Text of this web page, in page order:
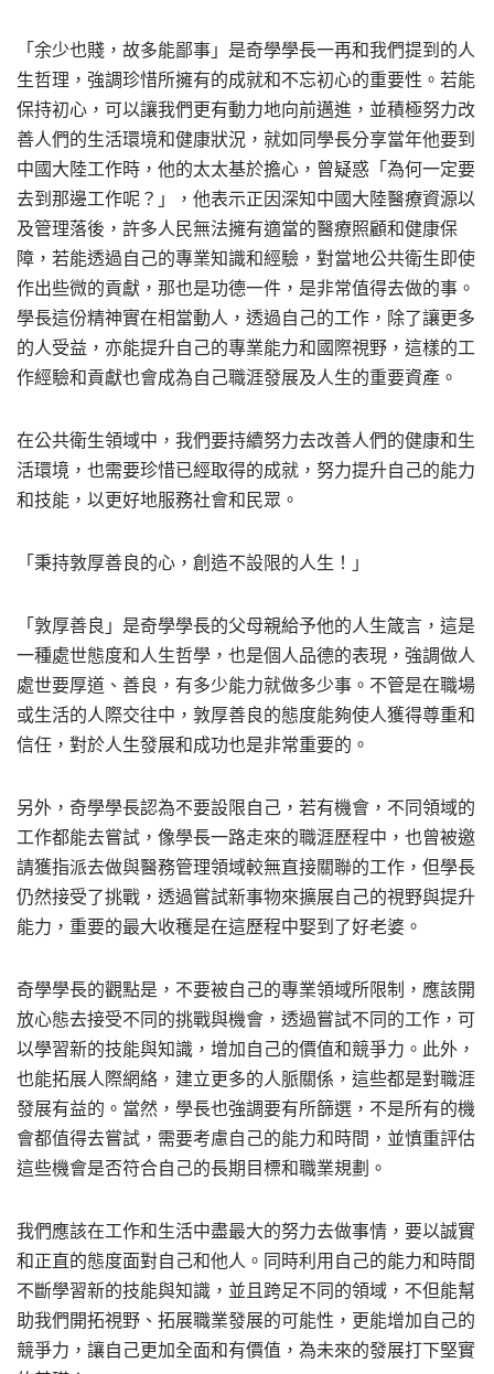
「余少也賤，故多能鄙事」是奇學學長一再和我們提到的人
生哲理，強調珍惜所擁有的成就和不忘初心的重要性。若能
保持初心，可以讓我們更有動力地向前邁進，並積極努力改
善人們的生活環境和健康狀況，就如同學長分享當年他要到
中國大陸工作時，他的太太基於擔心，曾疑惑「為何一定要
去到那邊工作呢？」，他表示正因深知中國大陸醫療資源以
及管理落後，許多人民無法擁有適當的醫療照顧和健康保
障，若能透過自己的專業知識和經驗，對當地公共衛生即使
作出些微的貢獻，那也是功德一件，是非常值得去做的事。
學長這份精神實在相當動人，透過自己的工作，除了讓更多
的人受益，亦能提升自己的專業能力和國際視野，這樣的工
作經驗和貢獻也會成為自己職涯發展及人生的重要資產。
在公共衛生領域中，我們要持續努力去改善人們的健康和生
活環境，也需要珍惜已經取得的成就，努力提升自己的能力
和技能，以更好地服務社會和民眾。
「秉持敦厚善良的心，創造不設限的人生！」
「敦厚善良」是奇學學長的父母親給予他的人生箴言，這是
一種處世態度和人生哲學，也是個人品德的表現，強調做人
處世要厚道、善良，有多少能力就做多少事。不管是在職場
或生活的人際交往中，敦厚善良的態度能夠使人獲得尊重和
信任，對於人生發展和成功也是非常重要的。
另外，奇學學長認為不要設限自己，若有機會，不同領域的
工作都能去嘗試，像學長一路走來的職涯歷程中，也曾被邀
請獲指派去做與醫務管理領域較無直接關聯的工作，但學長
仍然接受了挑戰，透過嘗試新事物來擴展自己的視野與提升
能力，重要的最大收穫是在這歷程中娶到了好老婆。
奇學學長的觀點是，不要被自己的專業領域所限制，應該開
放心態去接受不同的挑戰與機會，透過嘗試不同的工作，可
以學習新的技能與知識，增加自己的價值和競爭力。此外，
也能拓展人際網絡，建立更多的人脈關係，這些都是對職涯
發展有益的。當然，學長也強調要有所篩選，不是所有的機
會都值得去嘗試，需要考慮自己的能力和時間，並慎重評估
這些機會是否符合自己的長期目標和職業規劃。
我們應該在工作和生活中盡最大的努力去做事情，要以誠實
和正直的態度面對自己和他人。同時利用自己的能力和時間
不斷學習新的技能與知識，並且跨足不同的領域，不但能幫
助我們開拓視野、拓展職業發展的可能性，更能增加自己的
競爭力，讓自己更加全面和有價值，為未來的發展打下堅實